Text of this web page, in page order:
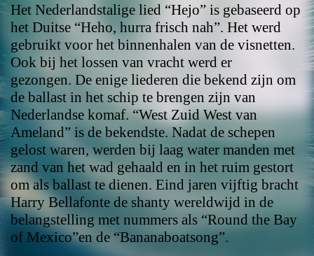
Het Nederlandstalige lied “Hejo” is gebaseerd op
het Duitse “Heho, hurra frisch nah”. Het werd
gebruikt voor het binnenhalen van de visnetten.
Ook bij het lossen van vracht werd er
gezongen. De enige liederen die bekend zijn om
de ballast in het schip te brengen zijn van
Nederlandse komaf. “West Zuid West van
Ameland” is de bekendste. Nadat de schepen
gelost waren, werden bij laag water manden met
zand van het wad gehaald en in het ruim gestort
om als ballast te dienen. Eind jaren vijftig bracht
Harry Bellafonte de shanty wereldwijd in de
belangstelling met nummers als “Round the Bay
of Mexico”en de “Bananaboatsong”.